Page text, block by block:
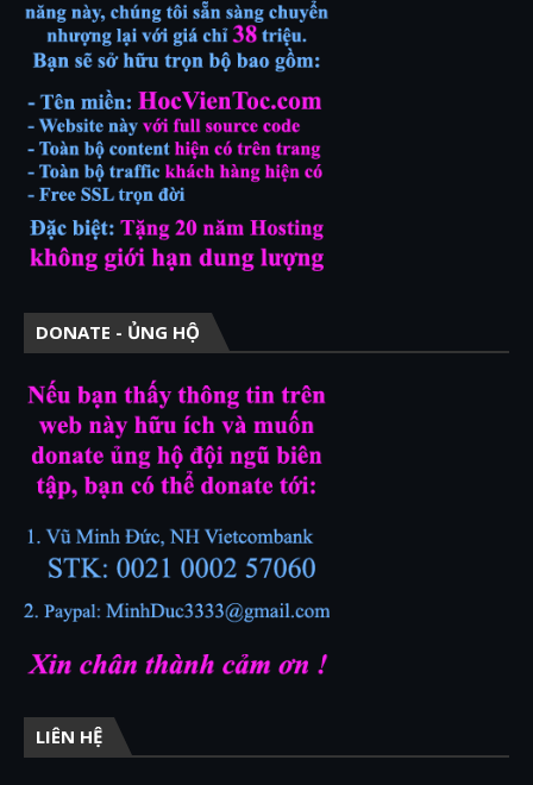
DONATE - ỦNG HỘ
LIÊN HỆ